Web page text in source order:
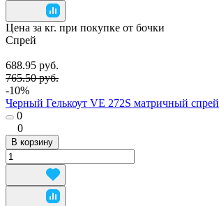
Цена за кг. при покупке от бочки
Спрей
688.95 руб.
765.50 руб.
-10%
Черный Гелькоут VE 272S матричный спрей
0
0
В корзину